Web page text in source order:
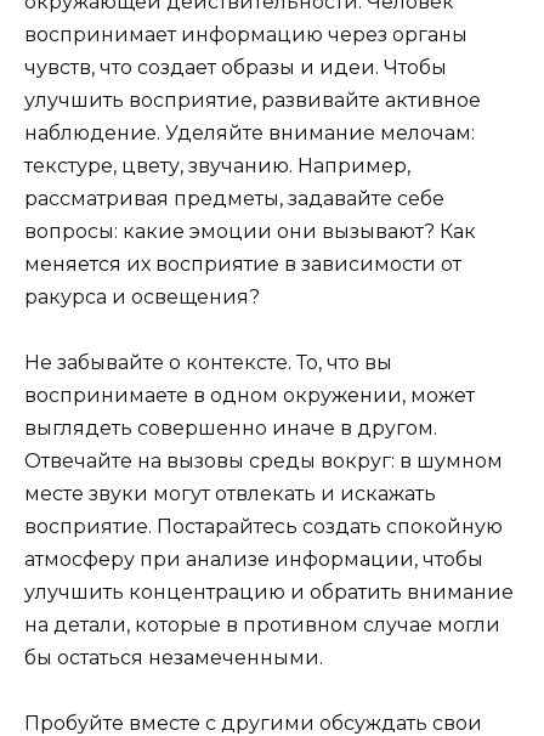
воспринимает информацию через органы
чувств, что создает образы и идеи. Чтобы
улучшить восприятие, развивайте активное
наблюдение. Уделяйте внимание мелочам:
текстуре, цвету, звучанию. Например,
рассматривая предметы, задавайте себе
вопросы: какие эмоции они вызывают? Как
меняется их восприятие в зависимости от
ракурса и освещения?
Не забывайте о контексте. То, что вы
воспринимаете в одном окружении, может
выглядеть совершенно иначе в другом.
Отвечайте на вызовы среды вокруг: в шумном
месте звуки могут отвлекать и искажать
восприятие. Постарайтесь создать спокойную
атмосферу при анализе информации, чтобы
улучшить концентрацию и обратить внимание
на детали, которые в противном случае могли
бы остаться незамеченными.
Пробуйте вместе с другими обсуждать свои